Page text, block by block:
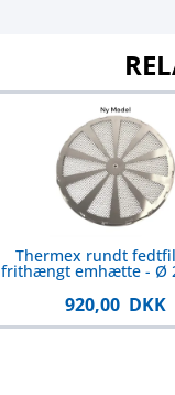
Thermex rundt
frithængt emhætte - Ø
920,00 DKK